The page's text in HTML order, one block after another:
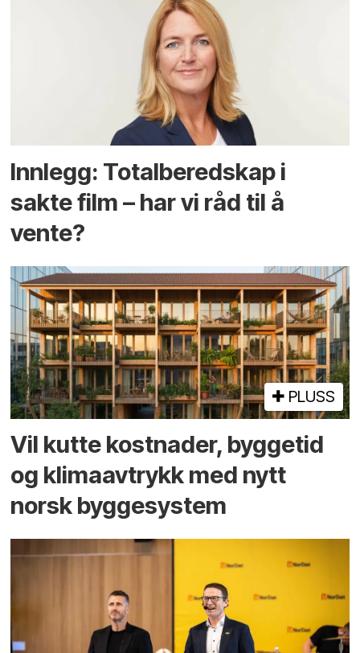
Innlegg: Totalberedskap i
sakte film – har vi råd til å
vente?
PLUSS
Vil kutte kostnader, byggetid
og klima­avtrykk med nytt
norsk bygge­system